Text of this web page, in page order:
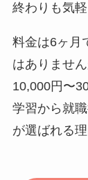
終わりも気
料金は6ヶ月
はありませ
10,000円〜
学習から就
が選ばれる理